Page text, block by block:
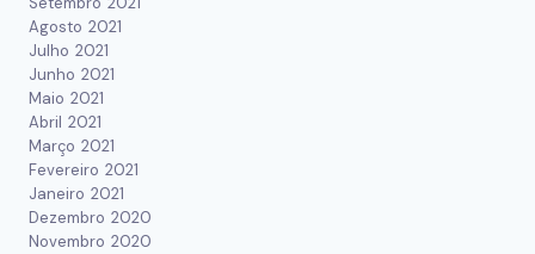
Agosto 2021
Julho 2021
Junho 2021
Maio 2021
Abril 2021
Março 2021
Fevereiro 2021
Janeiro 2021
Dezembro 2020
Novembro 2020